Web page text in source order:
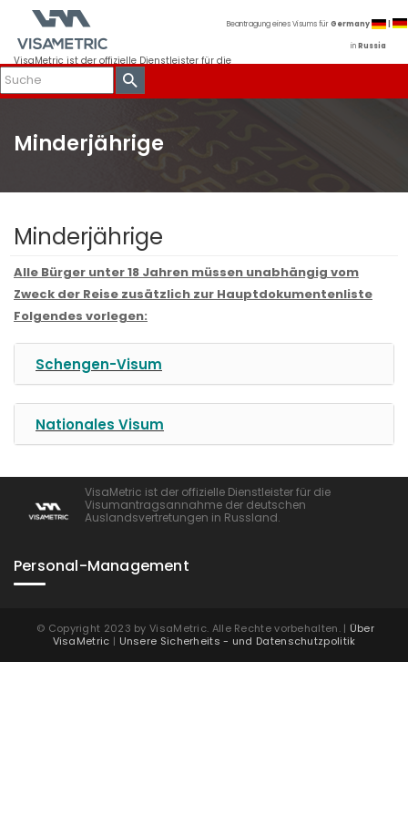
VisaMetric ist der offizielle Dienstleister für die
Visumantragsannahme der deutschen
Auslandsvertretungen in Russland.
Beantragung eines Visums fürGermany
inRussia
Minderjährige
Minderjährige
Alle Bürger unter 18 Jahren müssen unabhängig vom
Zweck der Reise zusätzlich zur Hauptdokumentenliste
Folgendes vorlegen:
Schengen-Visum
Nationales Visum
VisaMetric ist der offizielle Dienstleister für die
Visumantragsannahme der deutschen
Auslandsvertretungen in Russland.
Personal-Management
© Copyright 2023 by VisaMetric. Alle Rechte vorbehalten. | Über
VisaMetric | Unsere Sicherheits - und Datenschutzpolitik